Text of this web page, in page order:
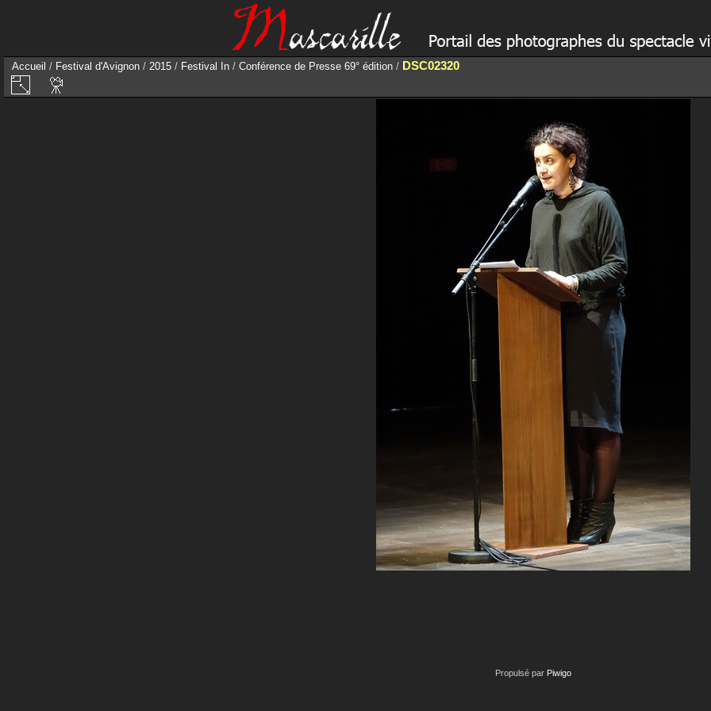
Accueil / Festival d'Avignon / 2015 / Festival In / Conférence de Presse 69° édition / DSC02320
Propulsé par Piwigo